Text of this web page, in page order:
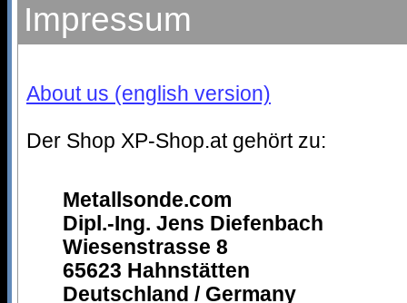
Impressum
About us (english version)
Der Shop XP-Shop.at gehört zu:
Metallsonde.com
Dipl.-Ing. Jens Diefenbach
Wiesenstrasse 8
65623 Hahnstätten
Deutschland / Germany